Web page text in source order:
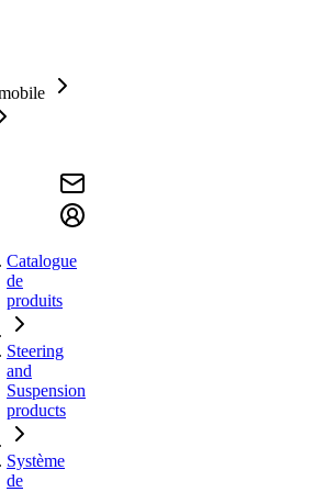
Catalogue
de
produits
Steering
and
Suspension
products
Système
de